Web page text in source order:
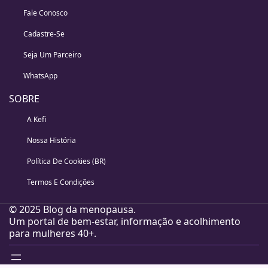
Fale Conosco
Cadastre-Se
Seja Um Parceiro
WhatsApp
SOBRE
A Kefi
Nossa História
Política De Cookies (BR)
Termos E Condições
© 2025 Blog da menopausa.
Um portal de bem-estar, informação e acolhimento
para mulheres 40+.